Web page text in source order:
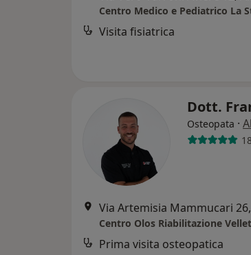
Centro Medico e Pediatrico La
Visita fisiatrica
Dott.
Osteopata ·
Via Artemisia Mammucari
Centro Olos Riabilitazione
Prima visita osteopatica